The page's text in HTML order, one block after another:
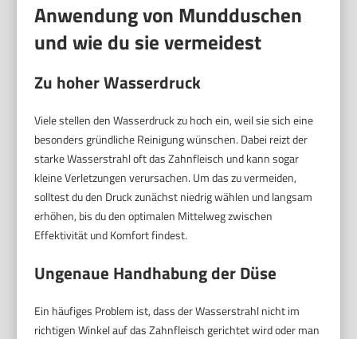
Anwendung von Mundduschen
und wie du sie vermeidest
Zu hoher Wasserdruck
Viele stellen den Wasserdruck zu hoch ein, weil sie sich eine
besonders gründliche Reinigung wünschen. Dabei reizt der
starke Wasserstrahl oft das Zahnfleisch und kann sogar
kleine Verletzungen verursachen. Um das zu vermeiden,
solltest du den Druck zunächst niedrig wählen und langsam
erhöhen, bis du den optimalen Mittelweg zwischen
Effektivität und Komfort findest.
Ungenaue Handhabung der Düse
Ein häufiges Problem ist, dass der Wasserstrahl nicht im
richtigen Winkel auf das Zahnfleisch gerichtet wird oder man